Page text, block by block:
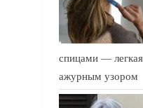
спицами —
ажурным узором